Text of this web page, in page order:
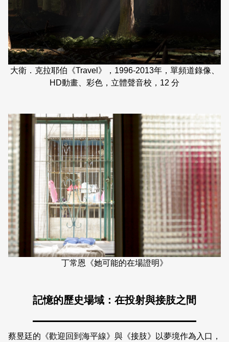
大衛．克拉耶伯《Travel》，1996-2013年，單頻道錄像、
HD動畫、彩色，立體聲音校，12 分
丁常恩《她可能的在場證明》
記憶的歷史場域：在投射與接肢之間
蔡昱廷的《歡迎回到海平線》與《接肢》以夢境作為入口，